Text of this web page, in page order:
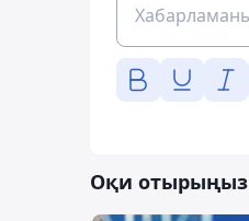
Оқи отырыңыз